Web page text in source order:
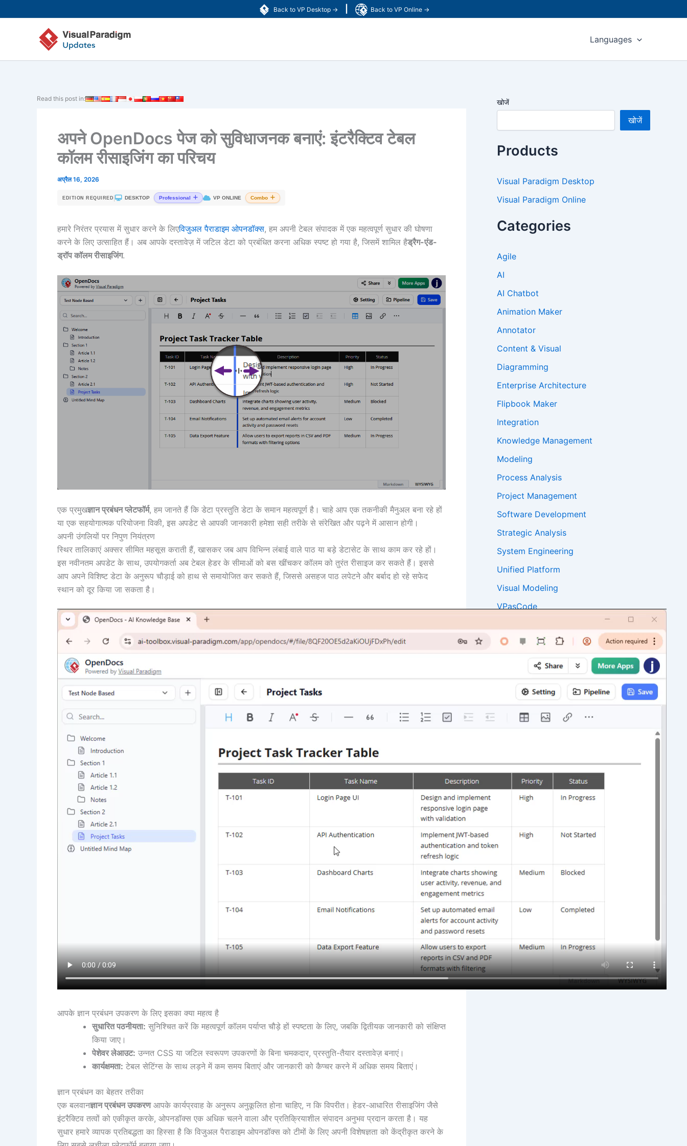
Back to VP Desktop → Back to VP Online →
to
Languages
Read this post in:
अपने OpenDocs पेज को सुविधाजनक बनाएं: इंटरैक्टिव टेबल
कॉलम रीसाइजिंग का परिचय
अप्रैल 16, 2026
EDITION REQUIRED DESKTOP Professional VP ONLINE Combo
हमारे निरंतर प्रयास में सुधार करने के लिएविजुअल पैराडाइम ओपनडॉक्स, हम अपनी टेबल संपादक में एक महत्वपूर्ण सुधार की घोषणा
करने के लिए उत्साहित हैं। अब आपके दस्तावेज़ में जटिल डेटा को प्रबंधित करना अधिक स्पष्ट हो गया है, जिसमें शामिल हैड्रैग-एंड-
ड्रॉप कॉलम रीसाइजिंग.
एक प्रमुखज्ञान प्रबंधन प्लेटफॉर्म, हम जानते हैं कि डेटा प्रस्तुति डेटा के समान महत्वपूर्ण है। चाहे आप एक तकनीकी मैनुअल बना रहे हों
या एक सहयोगात्मक परियोजना विकी, इस अपडेट से आपकी जानकारी हमेशा सही तरीके से संरेखित और पढ़ने में आसान होगी।
अपनी उंगलियों पर निपुण नियंत्रण
स्थिर तालिकाएं अक्सर सीमित महसूस कराती हैं, खासकर जब आप विभिन्न लंबाई वाले पाठ या बड़े डेटासेट के साथ काम कर रहे हों।
इस नवीनतम अपडेट के साथ, उपयोगकर्ता अब टेबल हेडर के सीमाओं को बस खींचकर कॉलम को तुरंत रीसाइज कर सकते हैं। इससे
आप अपने विशिष्ट डेटा के अनुरूप चौड़ाई को हाथ से समायोजित कर सकते हैं, जिससे असहज पाठ लपेटने और बर्बाद हो रहे सफेद
स्थान को दूर किया जा सकता है।
आपके ज्ञान प्रबंधन उपकरण के लिए इसका क्या महत्व है
सुधारित पठनीयता: सुनिश्चित करें कि महत्वपूर्ण कॉलम पर्याप्त चौड़े हों स्पष्टता के लिए, जबकि द्वितीयक जानकारी को संक्षिप्त
किया जाए।
पेशेवर लेआउट: उन्नत CSS या जटिल स्वरूपण उपकरणों के बिना चमकदार, प्रस्तुति-तैयार दस्तावेज़ बनाएं।
कार्यक्षमता: टेबल सेटिंग्स के साथ लड़ने में कम समय बिताएं और जानकारी को कैप्चर करने में अधिक समय बिताएं।
ज्ञान प्रबंधन का बेहतर तरीका
एक बलवानज्ञान प्रबंधन उपकरणआपके कार्यप्रवाह के अनुरूप अनुकूलित होना चाहिए, न कि विपरीत। हेडर-आधारित रीसाइजिंग जैसे
इंटरैक्टिव तत्वों को एकीकृत करके, ओपनडॉक्स एक अधिक चलने वाला और प्रतिक्रियाशील संपादन अनुभव प्रदान करता है। यह
सुधार हमारे व्यापक प्रतिबद्धता का हिस्सा है कि विजुअल पैराडाइम ओपनडॉक्स को टीमों के लिए अपनी विशेषज्ञता को केंद्रीकृत करने के
खोजें
खोजें
Products
Visual Paradigm Desktop
Visual Paradigm Online
Categories
Agile
AI
AI Chatbot
Animation Maker
Annotator
Content & Visual
Diagramming
Enterprise Architecture
Flipbook Maker
Integration
Knowledge Management
Modeling
Process Analysis
Project Management
Software Development
Strategic Analysis
System Engineering
Unified Platform
Visual Modeling
VPasCode
Recent Posts
VPasCode में DBML समर्थन का परिचय: अंतिम
मुक्त DBML संपादक और ऑनलाइन DBML
VPasCode में अब नया PlantUML थीम चयन
यूआई उपलब्ध है
VPasCode में D2 डायग्राम समर्थन की घोषणा:
अंतिम मुफ्त D2 संपादक और ऑनलाइन D2 टूल
AI डेटा जनरेटर अपडेट: AI डायग्रामिंग चैटबॉट के